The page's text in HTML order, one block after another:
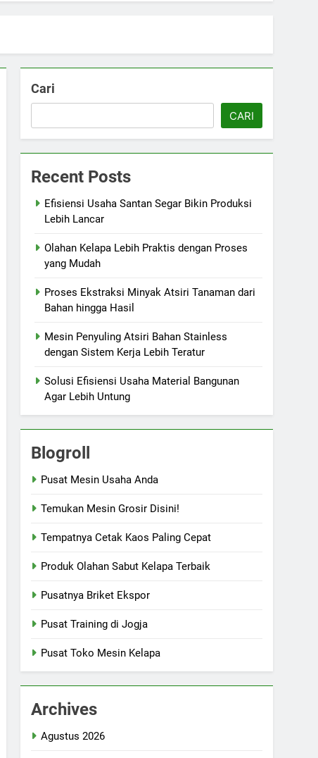
Cari
CARI
Recent Posts
Efisiensi Usaha Santan Segar Bikin Produksi
Lebih Lancar
Olahan Kelapa Lebih Praktis dengan Proses
yang Mudah
Proses Ekstraksi Minyak Atsiri Tanaman dari
Bahan hingga Hasil
Mesin Penyuling Atsiri Bahan Stainless
dengan Sistem Kerja Lebih Teratur
Solusi Efisiensi Usaha Material Bangunan
Agar Lebih Untung
Blogroll
Pusat Mesin Usaha Anda
Temukan Mesin Grosir Disini!
Tempatnya Cetak Kaos Paling Cepat
Produk Olahan Sabut Kelapa Terbaik
Pusatnya Briket Ekspor
Pusat Training di Jogja
Pusat Toko Mesin Kelapa
Archives
Agustus 2026